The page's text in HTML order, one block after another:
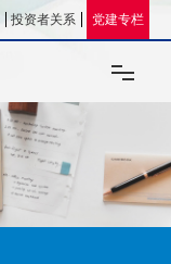
投资者关系 党建专栏
关于我们
企业文化